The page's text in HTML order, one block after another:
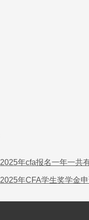
2025年cfa报名一年一共
2025年CFA学生奖学金